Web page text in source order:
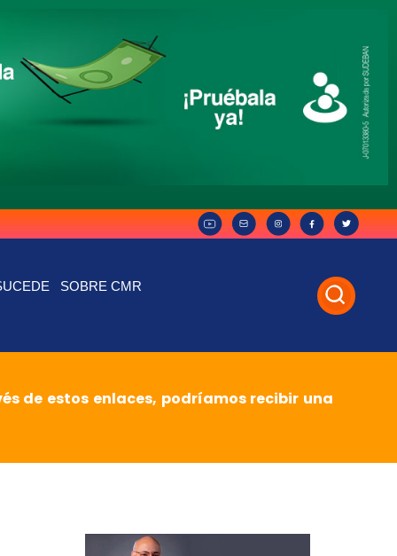
SOBRE CMR
de estos enlaces, podríamos recibir una